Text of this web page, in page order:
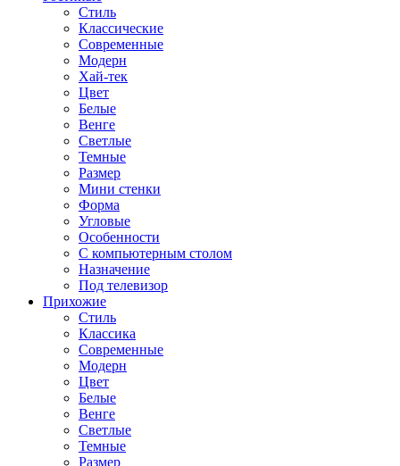
Стиль
Классические
Современные
Модерн
Хай-тек
Цвет
Белые
Венге
Светлые
Темные
Размер
Мини стенки
Форма
Угловые
Особенности
С компьютерным столом
Назначение
Под телевизор
Прихожие
Стиль
Классика
Современные
Модерн
Цвет
Белые
Венге
Светлые
Темные
Размер